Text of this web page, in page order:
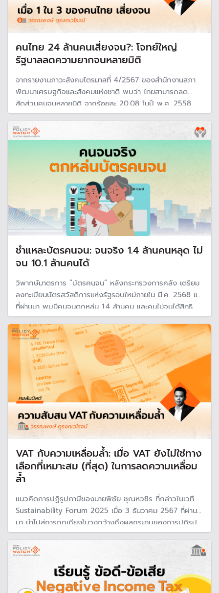
คนไทย 24 ล้านคนเสี่ยงจน?: โจทย์ใหญ่
รัฐบาลลดความยากจนหลายมิติ
จากรายงานภาวะสังคมไตรมาสที่ 4/2567 ของสำนักงานสภา
พัฒนาเศรษฐกิจและสังคมแห่งชาติ พบว่า ไทยสามารถลด
สัดส่วนคนจนหลายมิติ จากร้อยละ 20.08 ในปี พ.ศ. 2558
เหลือร้อยละ 8.76 ในปี พ.ศ. 2566 แต่ความท้าทายสำคัญคือมี
จำนวนคนไทยอีกกว่า 24 ล้านคน ที่เสี่ยงต่อการเป็นคนจนหลาย
มิติ
ชำแหละบัตรคนจน: จนจริง 1.4 ล้านคนหลุด ไม่
จน 10.1 ล้านคนได้
วิพากษ์มาตรการ “บัตรคนจน“ หลังกระทรวงการคลัง เตรียม
ลงทะเบียนบัตรสวัสดิการแห่งรัฐรอบใหม่ภายใน มี.ค. 2568 แต่
ที่ผ่านมา พบมีคนจนตกหล่น 1.4 ล้านคน และคนไม่จนได้สิทธิ
10.1 ล้านคน สถาบันวิจัยเศรษฐกิจป๋วยฯ ชี้สาเหตุจากตั้งเกณฑ์
ไม่เข้มข้น ไม่รู้รายได้ที่แท้จริง และให้สิทธินานหลายปีโดนไม่ได้
กรองซ้ำใหม่
VAT กับความเหลื่อมล้ำ: เมื่อ VAT ยังไม่ใช่ทาง
เลือกที่เหมาะสม (ที่สุด) ในการลดความเหลื่อม
ล้ำ
แนวคิดการปฏิรูปภาษีของนายพิชัย ชุณหวชิร ที่กล่าวในเวที
Sustainability Forum 2025 เมื่อ 3 ธันวาคม 2567 ที่ผ่าน
มา นำไปสู่การถกเถียงในวงกว้างถึงผลกระทบของการปฏิรูป
ภาษี นอกเหนือจากเรื่องการจัดเก็บรายได้ของภาครัฐแล้ว
“ความเหลื่อมล้ำ” เป็นอีกหนึ่งประเด็นที่ได้รับการพูดถึง